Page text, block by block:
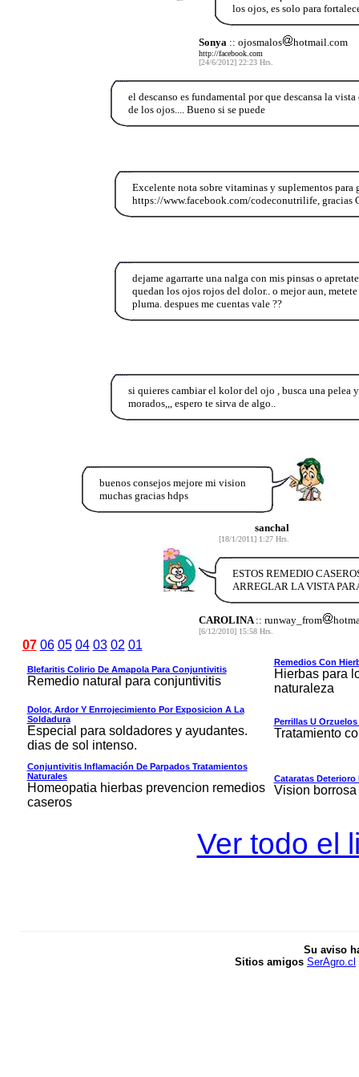
los ojos, es solo para
Sonya :: ojosmalos hotmail.com
http://facebook.com
[24/6/2012] 22:23 Hrs.
el descanso es fundamental por que descansa la
de los ojos.... Bueno si se puede
Excelente nota sobre vitaminas y suplementos para
https://www.facebook.com/codeconutrilife, gracias
dejame agarrarte una nalga con mis pinsas o
quedan los ojos rojos del dolor.. o mejor aun,
pluma. despues me cuentas vale ??
si quieres cambiar el kolor del ojo , busca una pelea
morados,,, espero te sirva de algo..
buenos consejos mejore mi vision
muchas gracias hdps
sanchal
[18/1/2011] 1:27 Hrs.
ESTOS REMEDIO
ARREGLAR LA VISTA
CAROLINA :: runway_from
[6/12/2010] 15:58 Hrs.
07 06 05 04 03 02 01
Blefaritis Colirio De Amapola Para Conjuntivitis
Remedio natural para conjuntivitis
Remedios Con
Hierbas para
naturaleza
Dolor, Ardor Y Enrrojecimiento Por Exposicion A La
Soldadura
Especial para soldadores y ayudantes.
dias de sol intenso.
Perrillas U
Tratamiento
Conjuntivitis Inflamación De Parpados Tratamientos
Naturales
Homeopatia hierbas prevencion remedios
caseros
Cataratas
Vision
Ver todo el
Su aviso
Sitios amigos SerAgro.cl